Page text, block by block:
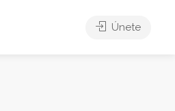
Únete